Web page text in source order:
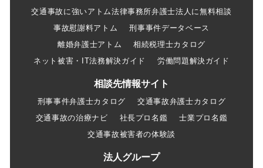
交通事故に強いアトム法律事務所弁護士法人に無料相談
事故慰謝料アトム
刑事事件データベース
離婚弁護士アトム
相続税理士カタログ
ネット被害・IT法務解決ガイド
労働問題解決ガイド
相談先情報サイト
刑事事件弁護士カタログ
交通事故弁護士カタログ
交通事故の治療ナビ
社長プロ名鑑
士業プロ名鑑
交通事故被害者の体験談
法人グループ